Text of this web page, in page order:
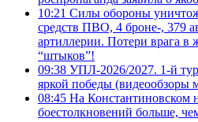
10:21 Силы обороны
средств ПВО, 4 броне-, 379
артиллерии. Потери врага в
“штыков”!
09:38 УПЛ-2026/2027. 1-й
яркой победы (видеообзоры
08:45 На Константиновском
боестолкновений больше,